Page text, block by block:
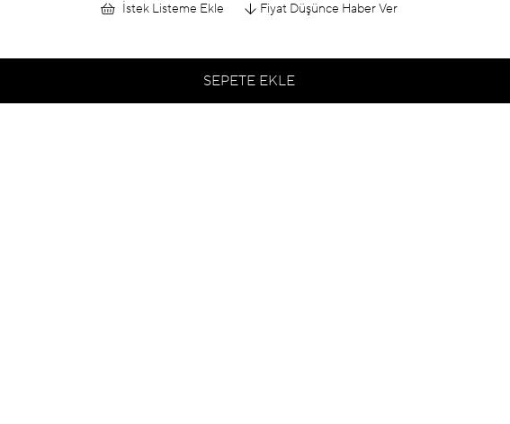
İstek Listeme Ekle Fiyat Düşünce Haber Ver